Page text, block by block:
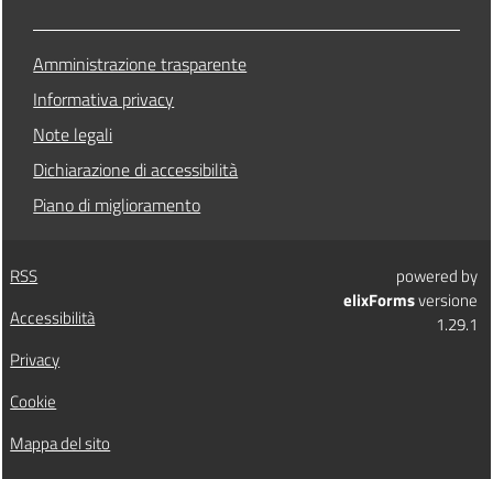
Amministrazione trasparente
Informativa privacy
Note legali
Dichiarazione di accessibilità
Piano di miglioramento
RSS
Accessibilità
Privacy
Cookie
Mappa del sito
powered by
elixFormsversione
1.29.1